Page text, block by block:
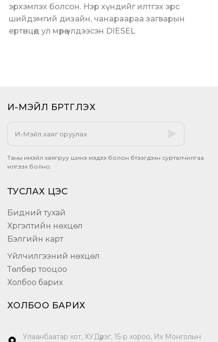
эрхэмлэх болсон. Нэр хүндийг илтгэх эрс
шийдэмгий дизайн, чанараараа загварын
ертөнцөд ул мөрөө үлдээсэн DIESEL
И-МЭЙЛ БҮРТГҮҮЛЭХ​
Таны имэйл хаягруу шинэ мэдээ болон бүтээгдэхүүн сурталчилгаа
илгээх болно.
ТУСЛАХ ЦЭС
Бидний тухай
Хүргэлтийн нөхцөл
Бэлгийн карт
Үйлчилгээний нөхцөл
Төлбөр тооцоо
Холбоо барих
ХОЛБОО БАРИХ
Улаанбаатар хот, ХУДүүрэг, 15-р хороо, Их Монголын